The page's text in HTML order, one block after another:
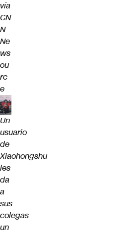
vía
CN
N
Ne
ws
ou
rc
e
Un
usuario
de
Xiaohongshu
les
da
a
sus
colegas
un